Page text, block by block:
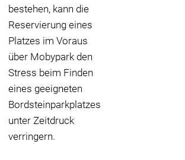
bestehen, kann die
Reservierung eines
Platzes im Voraus
über Mobypark den
Stress beim Finden
eines geeigneten
Bordsteinparkplatzes
unter Zeitdruck
verringern.